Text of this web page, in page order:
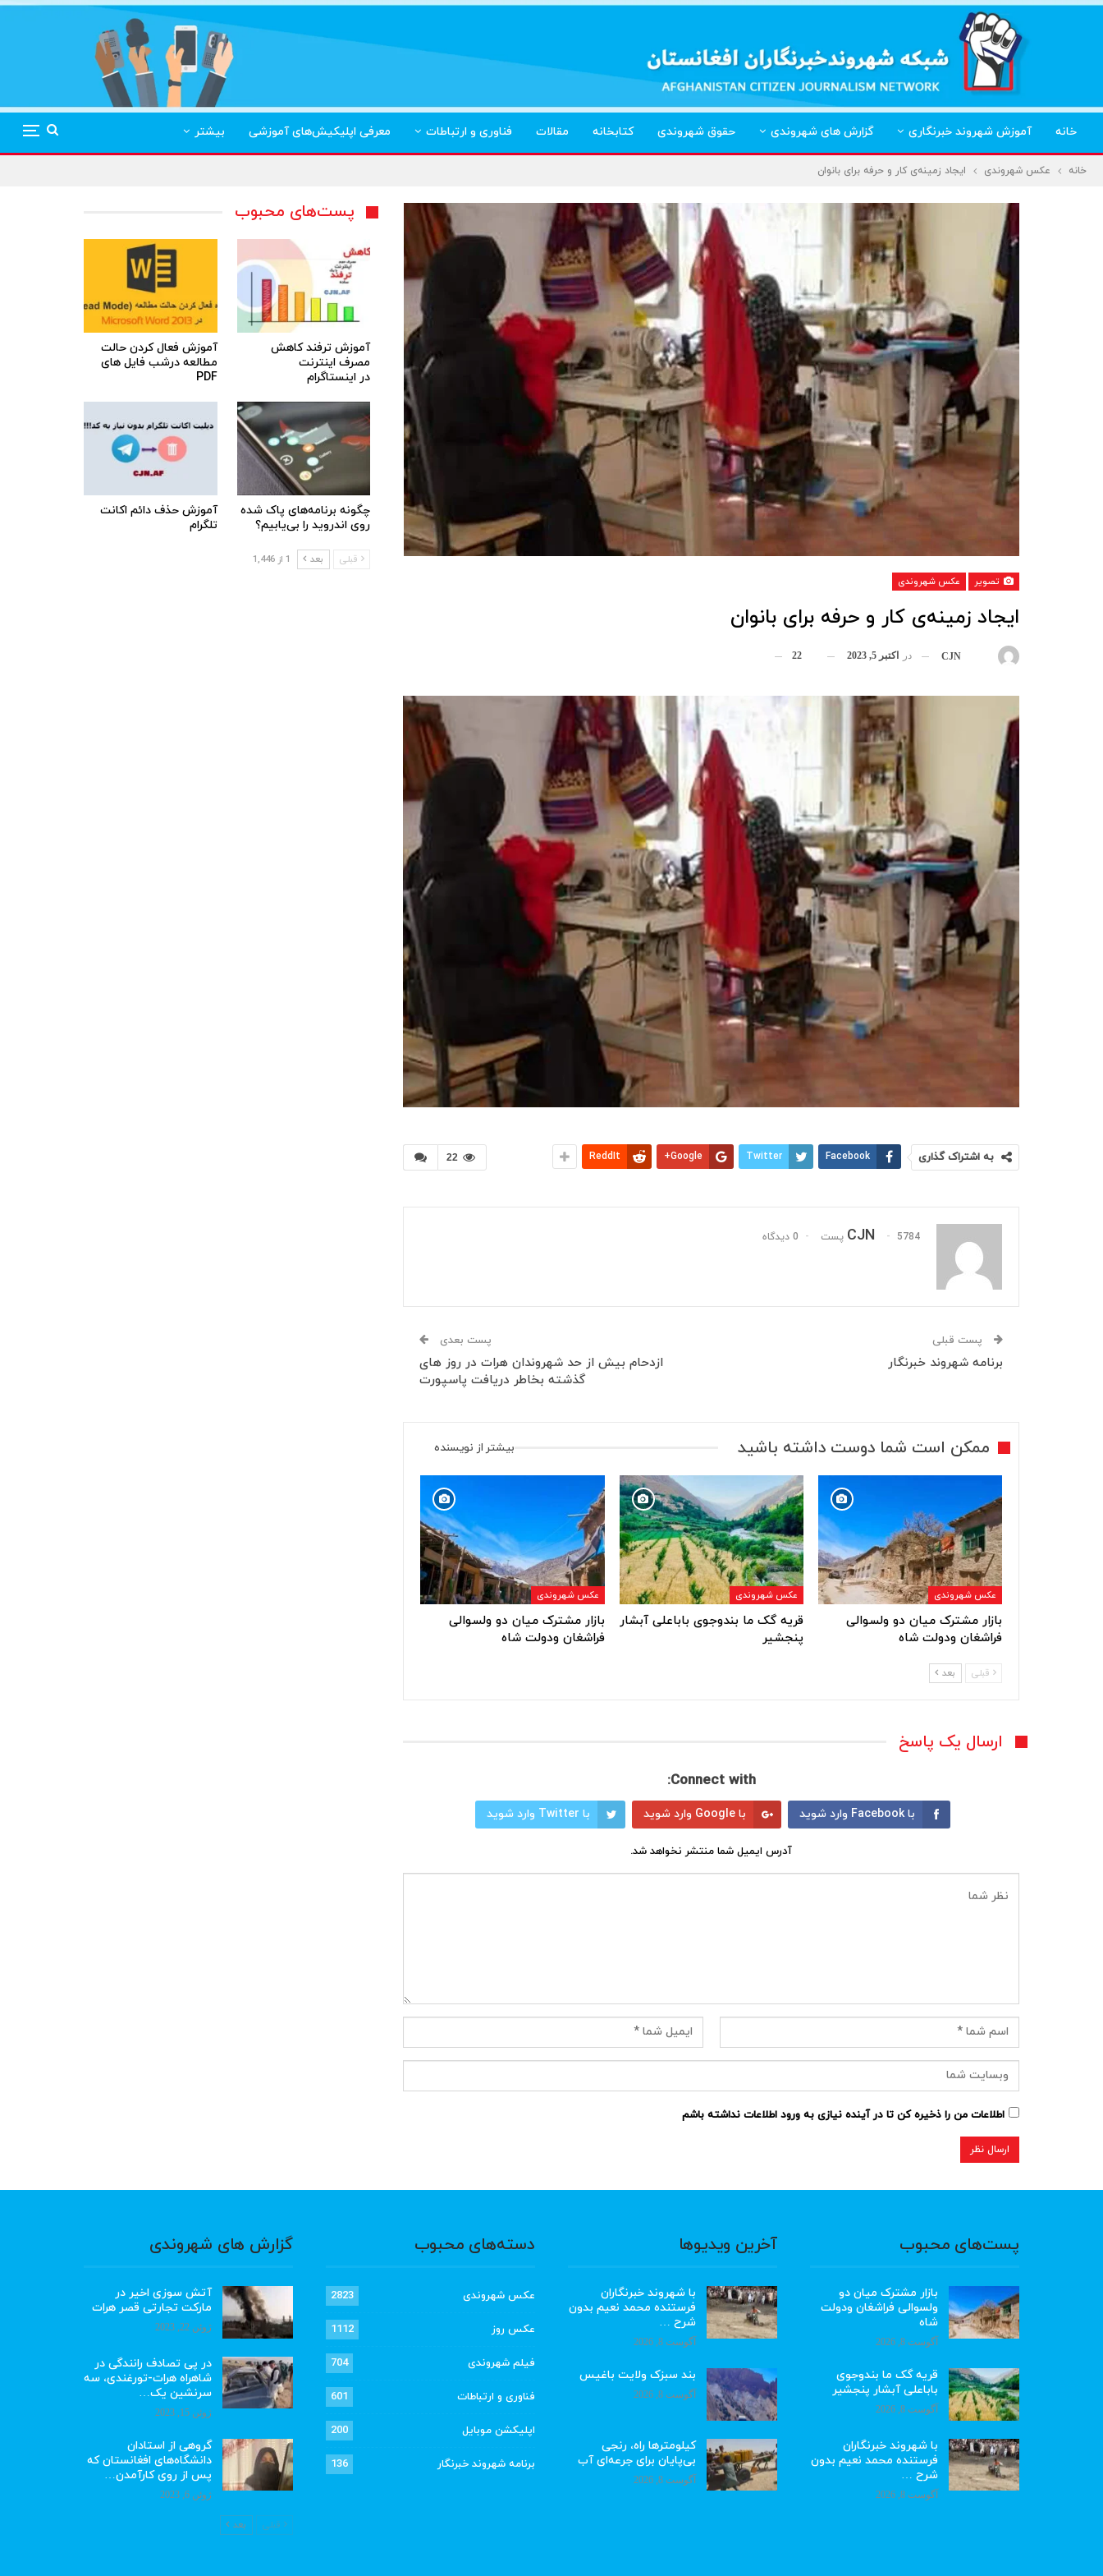
خانه آموزش شهروند خبرنگاری گزارش های شهروندی حقوق شهروندی کتابخانه مقالات فناوری و ارتباطات معرفی اپلیکیش‌های آموزشی بیشتر
خانه عکس شهروندی ایجاد زمینه‌ی کار و حرفه برای بانوان
تصویر عکس شهروندی
ایجاد زمینه‌ی کار و حرفه برای بانوان
CJN در اکتبر 5, 2023 22
22 به اشتراک گذاری Facebook
Twitter
Google+
ReddIt
CJN 5784 پست 0 دیدگاه
پست قبلی
برنامه شهروند خبرنگار
پست بعدی
ازدحام بیش از حد شهروندان هرات در روز های
گذشته بخاطر دریافت پاسپورت
ممکن است شما دوست داشته باشید بیشتر از نویسنده
عکس شهروندی
بازار مشترک میان دو ولسوالی
فراشغان ودولت شاه
عکس شهروندی
قریه گک ما بندوجوی باباعلی آبشار
پنجشیر
عکس شهروندی
بازار مشترک میان دو ولسوالی
فراشغان ودولت شاه
قبلی بعد
ارسال یک پاسخ
Connect with:
با Facebook وارد شوید با Google وارد شوید با Twitter وارد شوید
آدرس ایمیل شما منتشر نخواهد شد.
اطلاعات من را ذخیره کن تا در آینده نیازی به ورود اطلاعات نداشته باشم
پست‌های محبوب
آموزش ترفند کاهش
مصرف اینترنت
در اینستاگرام
آموزش فعال کردن حالت
مطالعه درشب فایل های
PDF
چگونه برنامه‌های پاک شده
روی اندروید را بی‌یابیم؟
آموزش حذف دائم اکانت
تلگرام
قبلی بعد 1 از 1,446
پست‌های محبوب
بازار مشترک میان دو
ولسوالی فراشغان ودولت
شاه
آگوست 8, 2026
قریه گک ما بندوجوی
باباعلی آبشار پنجشیر
آگوست 8, 2026
با شهروند خبرنگاران
فرستنده محمد نعیم بدون
شرح …
آگوست 8, 2026
آخرین ویدیوها
با شهروند خبرنگاران
فرستنده محمد نعیم بدون
شرح …
آگوست 8, 2026
بند سبزک ولایت باغیس
آگوست 8, 2026
کیلومترها راه، رنجی
بی‌پایان برای جرعه‌ای آب
آگوست 8, 2026
دسته‌های محبوب
عکس شهروندی 2823
عکس روز 1112
فیلم شهروندی 704
فناوری و ارتباطات 601
اپلیکشن موبایل 200
برنامه شهروند خبرنگار 136
گزارش های شهروندی
آتش سوزی اخیر در
مارکت تجارتی قصر هرات
ژوئن 22, 2023
در پی تصادف رانندگی در
شاهراه هرات-تورغندی، سه
سرنشین یک…
ژوئن 15, 2023
گروهی از استادان
دانشگاه‌های افغانستان که
پس از روی کارآمدن…
ژوئن 6, 2023
قبلی بعد